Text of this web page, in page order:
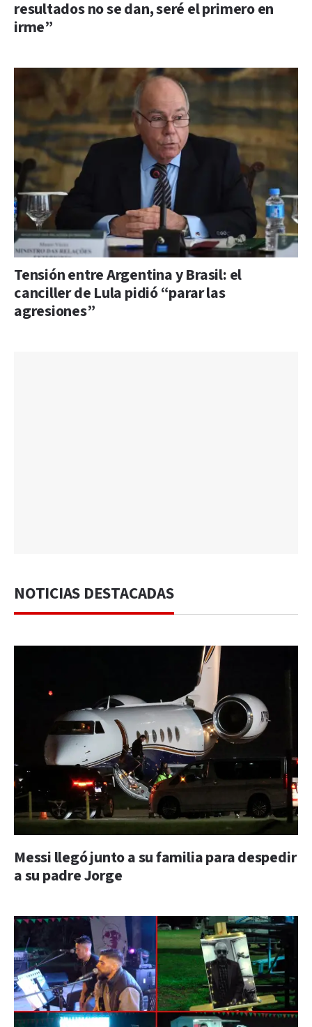
resultados no se dan, seré el primero en
irme”
Tensión entre Argentina y Brasil: el
canciller de Lula pidió “parar las
agresiones”
NOTICIAS DESTACADAS
Messi llegó junto a su familia para despedir
a su padre Jorge